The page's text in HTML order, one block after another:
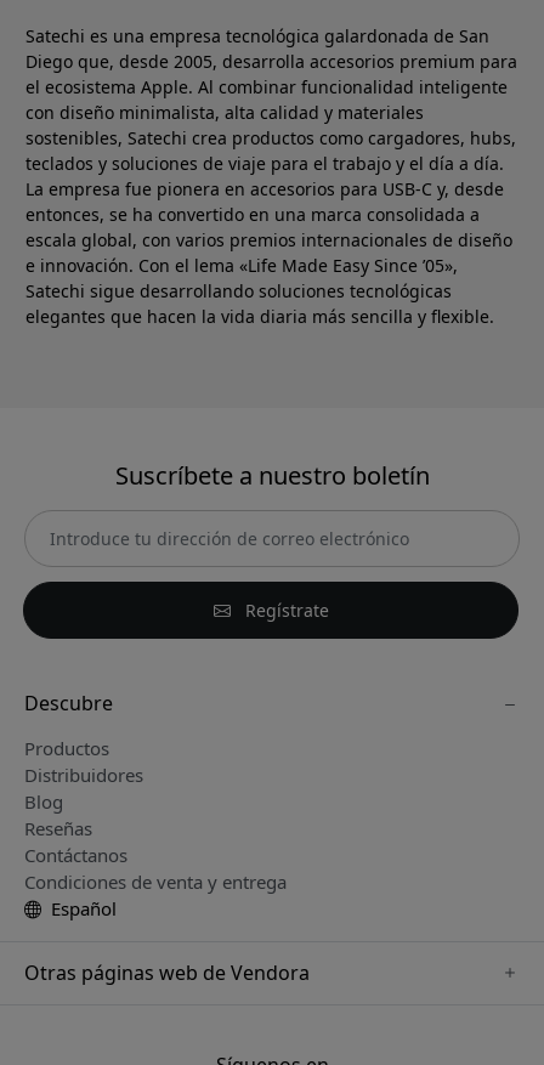
Satechi es una empresa tecnológica galardonada de San
Diego que, desde 2005, desarrolla accesorios premium para
el ecosistema Apple. Al combinar funcionalidad inteligente
con diseño minimalista, alta calidad y materiales
sostenibles, Satechi crea productos como cargadores, hubs,
teclados y soluciones de viaje para el trabajo y el día a día.
La empresa fue pionera en accesorios para USB-C y, desde
entonces, se ha convertido en una marca consolidada a
escala global, con varios premios internacionales de diseño
e innovación. Con el lema «Life Made Easy Since ’05»,
Satechi sigue desarrollando soluciones tecnológicas
elegantes que hacen la vida diaria más sencilla y flexible.
Suscríbete a nuestro boletín
Regístrate
Descubre
Productos
Distribuidores
Blog
Reseñas
Contáctanos
Condiciones de venta y entrega
Español
Otras páginas web de Vendora